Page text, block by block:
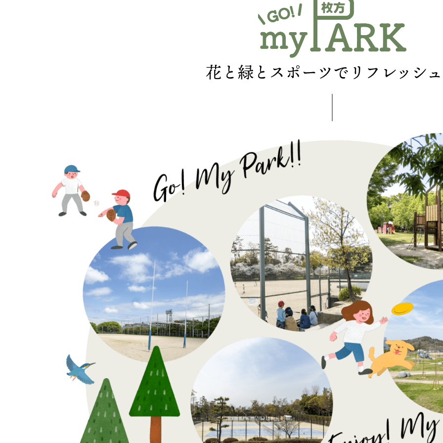
花と緑とスポーツで リフレッシ